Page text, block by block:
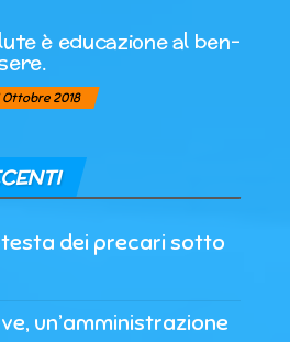
è educazione al ben-
Ottobre 2018
dei precari sotto
un’amministrazione